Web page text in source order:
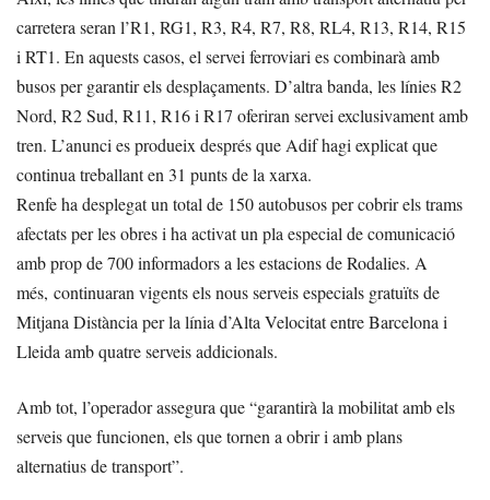
carretera seran l’R1, RG1, R3, R4, R7, R8, RL4, R13, R14, R15
i RT1. En aquests casos, el servei ferroviari es combinarà amb
busos per garantir els desplaçaments. D’altra banda, les línies R2
Nord, R2 Sud, R11, R16 i R17 oferiran servei exclusivament amb
tren. L’anunci es produeix després que Adif hagi explicat que
continua treballant en 31 punts de la xarxa.
Renfe ha desplegat un total de 150 autobusos per cobrir els trams
afectats per les obres i ha activat un pla especial de comunicació
amb prop de 700 informadors a les estacions de Rodalies. A
més, continuaran vigents els nous serveis especials gratuïts de
Mitjana Distància per la línia d’Alta Velocitat entre Barcelona i
Lleida amb quatre serveis addicionals.
Amb tot, l’operador assegura que “garantirà la mobilitat amb els
serveis que funcionen, els que tornen a obrir i amb plans
alternatius de transport”.